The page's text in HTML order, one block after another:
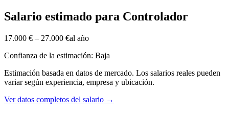
Salario estimado para Controlador
17.000 € – 27.000 €al año
Confianza de la estimación: Baja
Estimación basada en datos de mercado. Los salarios reales pueden
variar según experiencia, empresa y ubicación.
Ver datos completos del salario →